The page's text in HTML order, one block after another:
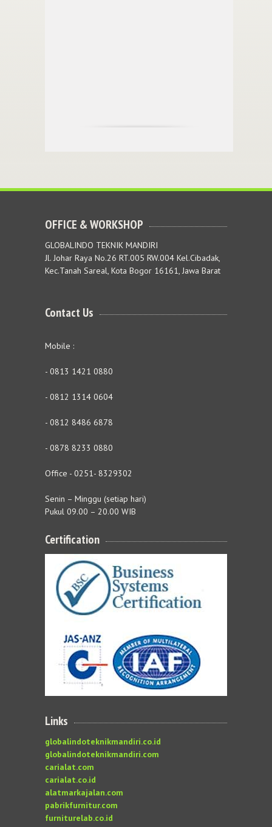
OFFICE & WORKSHOP
GLOBALINDO TEKNIK MANDIRI
Jl. Johar Raya No.26 RT.005 RW.004 Kel.Cibadak,
Kec.Tanah Sareal, Kota Bogor 16161, Jawa Barat
Contact Us
Mobile :
- 0813 1421 0880
- 0812 1314 0604
- 0812 8486 6878
- 0878 8233 0880
Office - 0251- 8329302
Senin – Minggu (setiap hari)
Pukul 09.00 – 20.00 WIB
Certification
Links
globalindoteknikmandiri.co.id
globalindoteknikmandiri.com
carialat.com
carialat.co.id
alatmarkajalan.com
pabrikfurnitur.com
furniturelab.co.id